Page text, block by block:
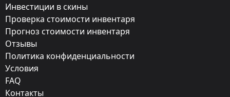
Exterior:
Немного поношенное
Материнская плата
Инвестиции в скины
Проверка стоимости инвентаря
Прогноз стоимости инвентаря
Отзывы
Политика конфиденциальности
Условия
FAQ
Контакты